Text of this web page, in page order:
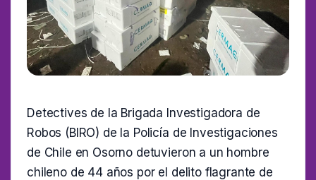
Detectives de la Brigada Investigadora de
Robos (BIRO) de la Policía de Investigaciones
de Chile en Osorno detuvieron a un hombre
chileno de 44 años por el delito flagrante de